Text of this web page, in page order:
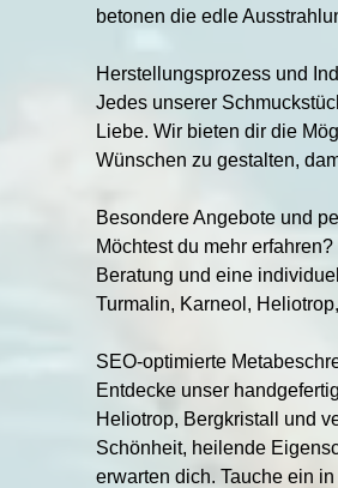
betonen die edle
Herstellungsprozess und
Jedes unserer
Liebe. Wir bieten dir die
Wünschen zu gestalten,
Besondere Angebote und
Möchtest du mehr
Beratung und eine
Turmalin, Karneol,
SEO-optimierte
Entdecke unser
Heliotrop, Bergkristall und
Schönheit, heilende
erwarten dich. Tauche ein